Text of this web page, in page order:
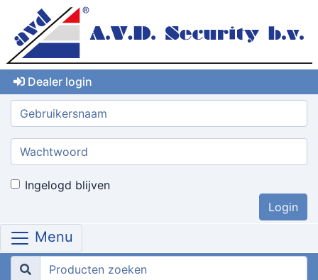
Dealer login
Gebruikersnaam:
Wachtwoord:
Ingelogd blijven
Menu